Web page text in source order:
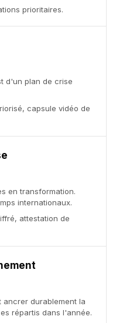
prioritaires.
d'un plan de crise
capsule vidéo de
en transformation.
internationaux.
attestation de
ancrer durablement la
répartis dans l'année.